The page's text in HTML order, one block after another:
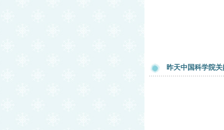
昨天中国科学院